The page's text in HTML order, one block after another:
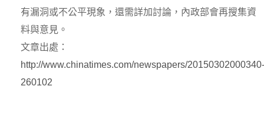
有漏洞或不公平現象，還需詳加討論，內政部會再搜集資
料與意見。
文章出處：
http://www.chinatimes.com/newspapers/20150302000340-
260102